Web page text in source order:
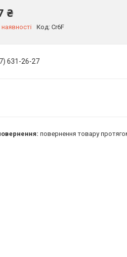
₴
Код: Cr6F
631-26-27
повернення товару